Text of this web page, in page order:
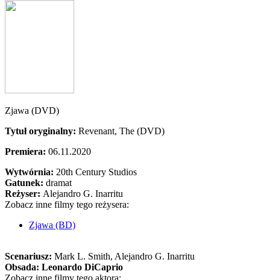
Zjawa (DVD)
Tytuł oryginalny: Revenant, The (DVD)
Premiera: 06.11.2020
Wytwórnia: 20th Century Studios
Gatunek: dramat
Reżyser: Alejandro G. Inarritu
Zobacz inne filmy tego reżysera:
Zjawa (BD)
Scenariusz: Mark L. Smith, Alejandro G. Inarritu
Obsada: Leonardo DiCaprio
Zobacz inne filmy tego aktora: